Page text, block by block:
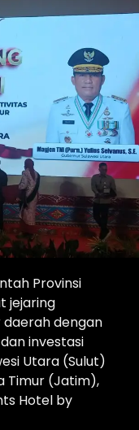
Provinsi
jejaring
dengan
investasi
Utara (Sulut)
Timur (Jatim),
Hotel by